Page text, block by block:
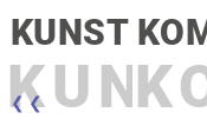
KUNST
❮ ❮